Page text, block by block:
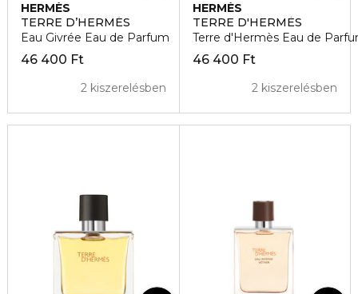
HERMÈS
TERRE D’HERMÉS
Eau Givrée Eau de Parfum
46 400 Ft
2 kiszerelésben
HERMÈS
TERRE D'HERMÈS
Terre d'Hermès Eau de
46 400 Ft
2 kiszerelésben